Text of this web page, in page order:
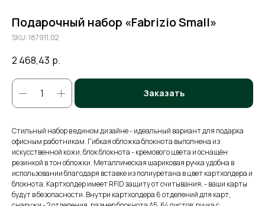
Подарочный набор «Fabrizio Small»
SKU:187911.02
2 468,43 р.
Заказать
Стильный набор в едином дизайне - идеальный вариант для подарка
офисным работникам. Гибкая обложка блокнота выполнена из
искусственной кожи, блок блокнота - кремового цвета и оснащён
резинкой в тон обложки. Металлическая шариковая ручка удобна в
использовании благодаря вставке из полиуретана в цвет картхолдера и
блокнота. Картхолдер имеет RFID защиту от считывания, - ваши карты
будут в безопасности. Внутри картхолдера 6 отделений для карт,